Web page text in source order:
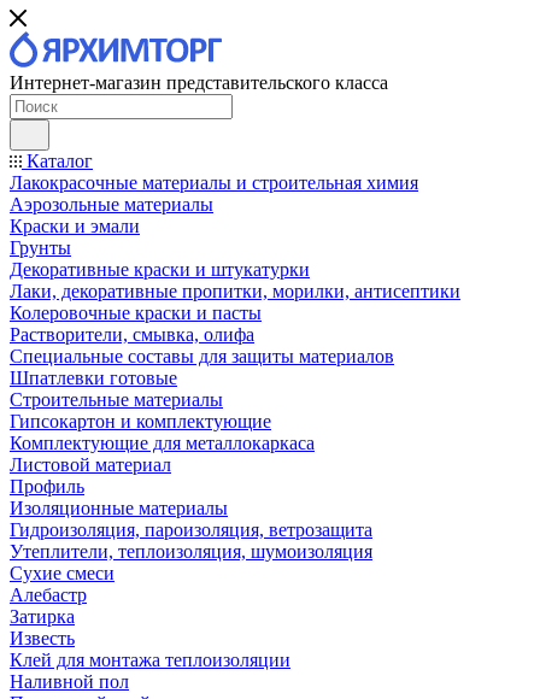
Интернет-магазин представительского класса
Каталог
Лакокрасочные материалы и строительная химия
Аэрозольные материалы
Краски и эмали
Грунты
Декоративные краски и штукатурки
Лаки, декоративные пропитки, морилки, антисептики
Колеровочные краски и пасты
Растворители, смывка, олифа
Специальные составы для защиты материалов
Шпатлевки готовые
Строительные материалы
Гипсокартон и комплектующие
Комплектующие для металлокаркаса
Листовой материал
Профиль
Изоляционные материалы
Гидроизоляция, пароизоляция, ветрозащита
Утеплители, теплоизоляция, шумоизоляция
Сухие смеси
Алебастр
Затирка
Известь
Клей для монтажа теплоизоляции
Наливной пол